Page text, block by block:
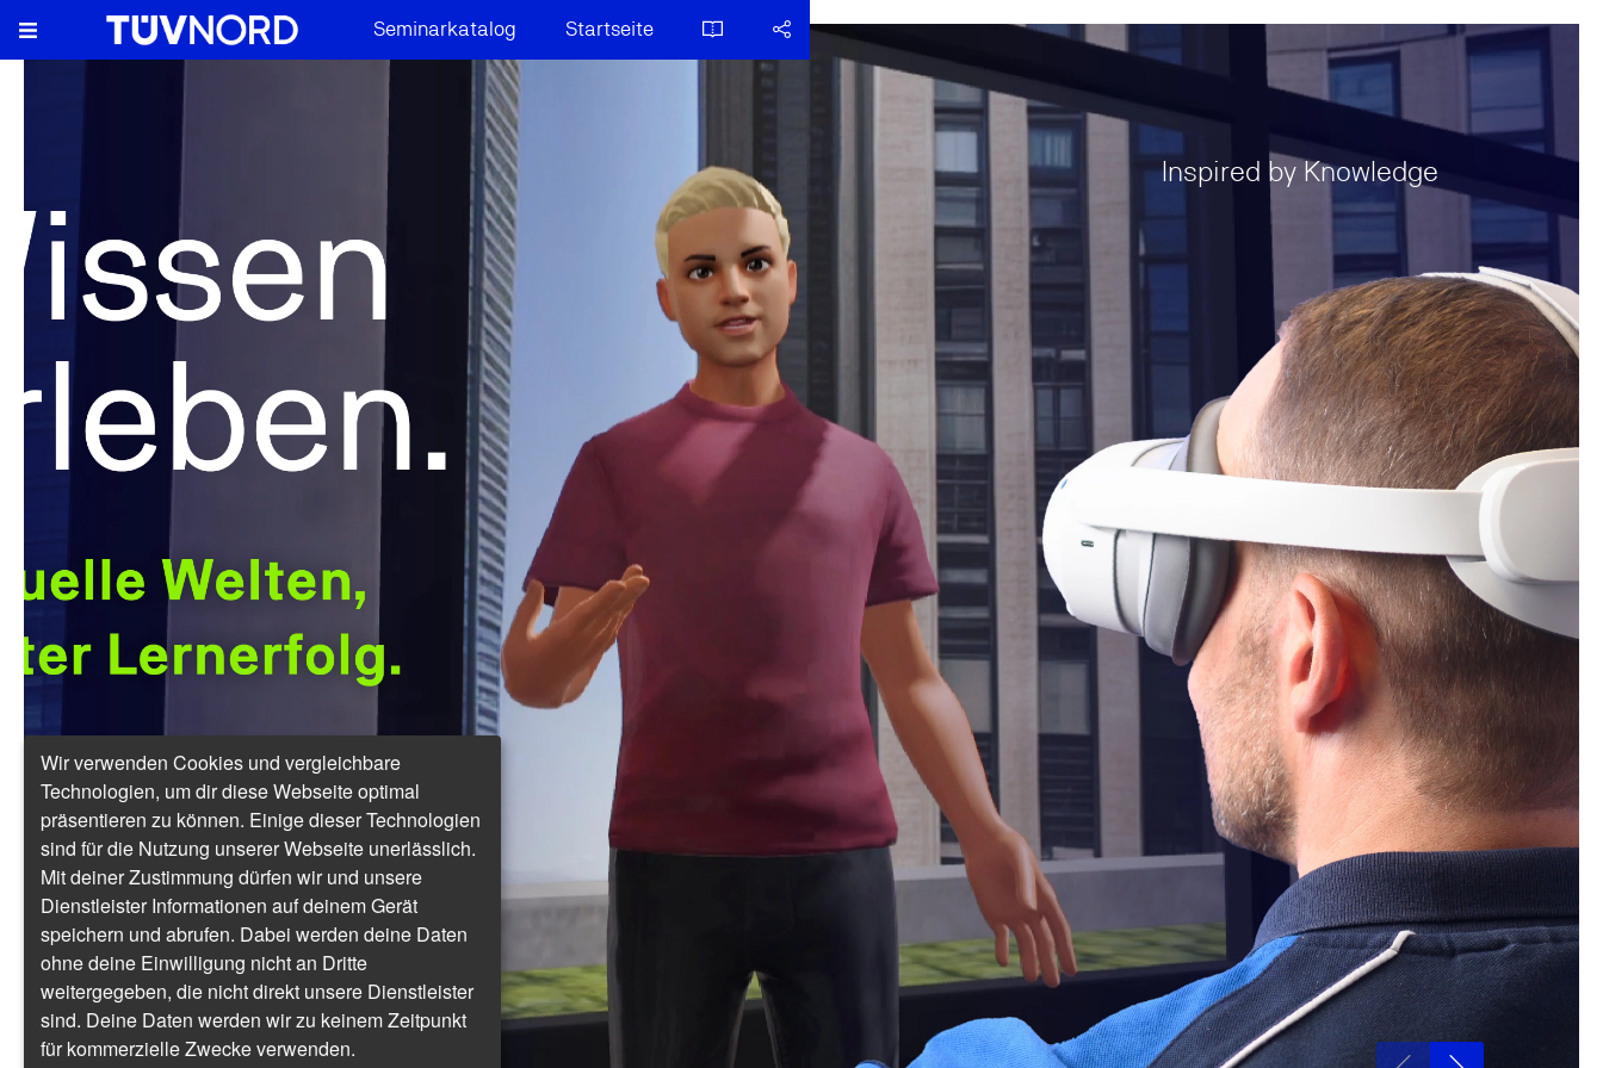
Seminarkatalog Startseite
Inspired by Knowledge
Wir verwenden Cookies und vergleichbare
Technologien, um dir diese Webseite optimal
präsentieren zu können. Einige dieser Technologien
sind für die Nutzung unserer Webseite unerlässlich.
Mit deiner Zustimmung dürfen wir und unsere
Dienstleister Informationen auf deinem Gerät
speichern und abrufen. Dabei werden deine Daten
ohne deine Einwilligung nicht an Dritte
weitergegeben, die nicht direkt unsere Dienstleister
sind. Deine Daten werden wir zu keinem Zeitpunkt
für kommerzielle Zwecke verwenden.